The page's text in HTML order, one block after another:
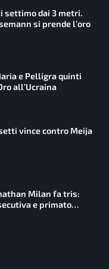
settimo dai 3 metri.
si prende l’oro
e Pelligra quinti
all’Ucraina
vince contro Meija
Milan fa tris:
e primato